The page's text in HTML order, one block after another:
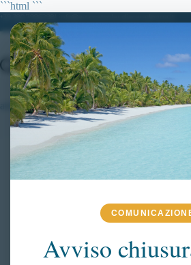
```html
Avviso
```
contenuto
attitudinali
RICORSI ATTIVI
Concorso 55 Allievi Ufficiali
Concorso 55 Allievi Ufficiali
un altro grande traguardo!